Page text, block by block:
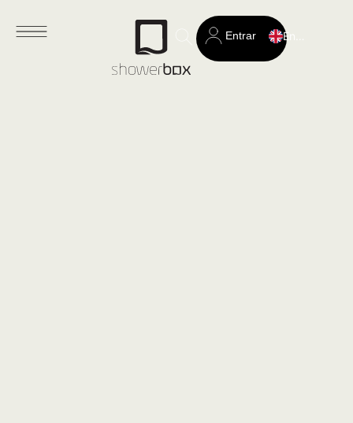
Search
for:
Entrar